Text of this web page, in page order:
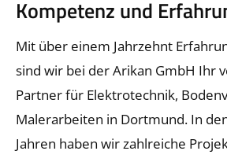
Hier klicken
Kompetenz und
Mit über einem Jahrzehnt
sind wir bei der Arikan GmbH Ihr
Partner für Elektrotechnik,
Malerarbeiten in Dortmund. In
Jahren haben wir zahlreiche